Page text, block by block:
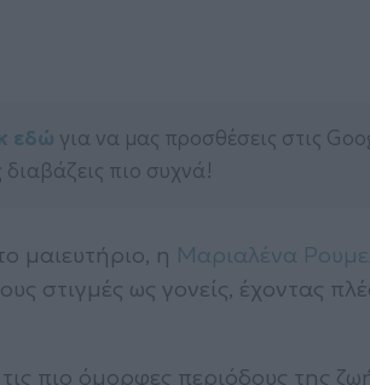
εδώ για να μας προσθέσεις στις
διαβάζεις πιο συχνά!
μαιευτήριο, η Μαριαλένα
στιγμές ως γονείς, έχοντας
πιο όμορφες περιόδους της